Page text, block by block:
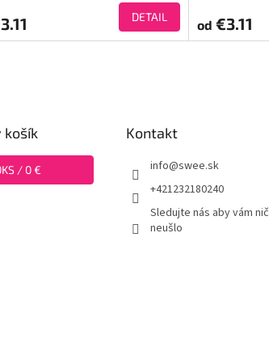
DETAIL
od €3.11
košík
KS / 0 €
Kontakt
info@swee.sk
+421232180240
Sledujte nás aby vám nič
neušlo